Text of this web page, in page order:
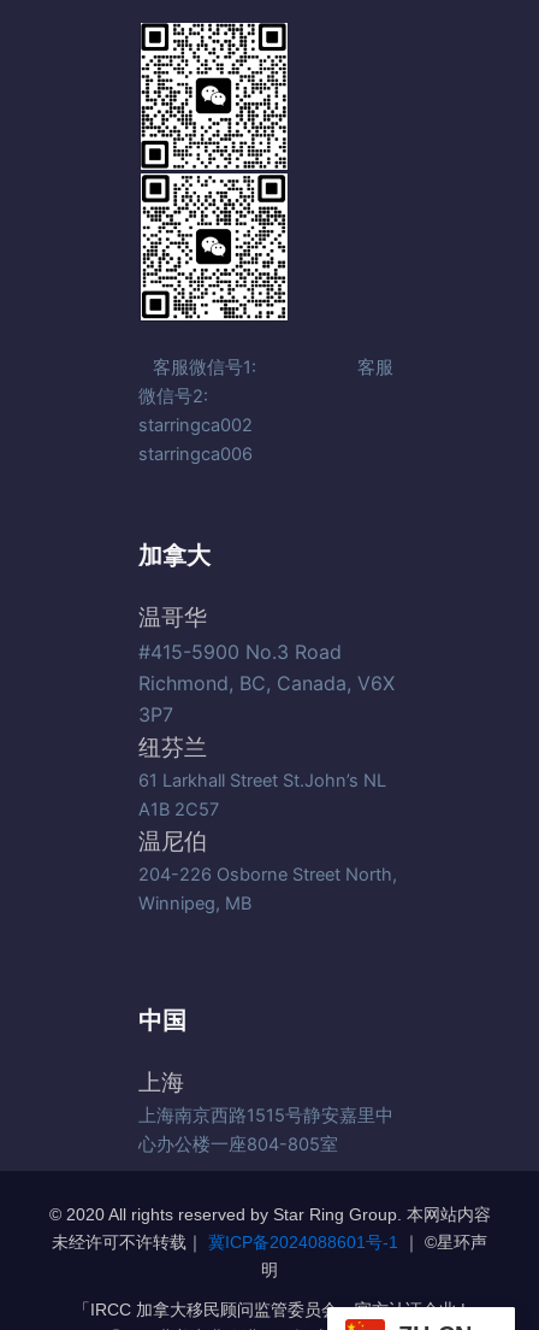
客服微信号1: 客服
微信号2:
starringca002
starringca006
加拿大
温哥华
#415-5900 No.3 Road
Richmond, BC, Canada, V6X
3P7
纽芬兰
61 Larkhall Street St.John’s NL
A1B 2C57
温尼伯
204-226 Osborne Street North,
Winnipeg, MB
中国
上海
上海南京西路1515号静安嘉里中
心办公楼一座804-805室
© 2020 All rights reserved by Star Ring Group. 本网站内容
未经许可不许转载｜ 冀ICP备2024088601号-1 ｜ ©️星环声
明
「IRCC 加拿大移民顾问监管委员会」官方认证企业 |